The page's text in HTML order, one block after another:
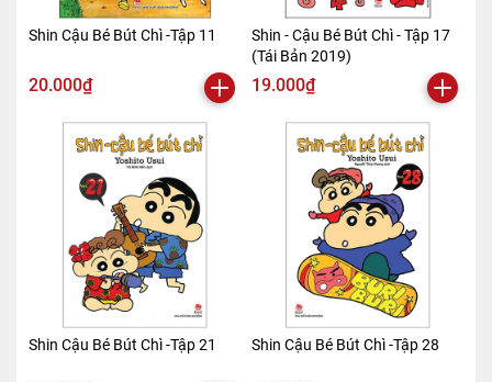
Shin Cậu Bé Bút Chì -Tập 11
20.000₫
Shin - Cậu Bé Bút Chì - Tập 17
(Tái Bản 2019)
19.000₫
Shin Cậu Bé Bút Chì -Tập 21 Shin Cậu Bé Bút Chì -Tập 28